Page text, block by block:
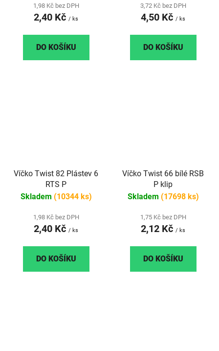
1,98 Kč bez DPH
2,40 Kč / ks
DO KOŠÍKU
3,72 Kč bez DPH
4,50 Kč / ks
DO KOŠÍKU
Víčko Twist 82 Plástev 6
RTS P
Skladem (10344 ks)
1,98 Kč bez DPH
2,40 Kč / ks
DO KOŠÍKU
Víčko Twist 66 bílé RSB
P klip
Skladem (17698 ks)
1,75 Kč bez DPH
2,12 Kč / ks
DO KOŠÍKU